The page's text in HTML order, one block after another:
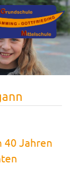
40 Jahren